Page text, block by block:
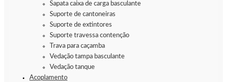
Sapata caixa de carga basculante
Suporte de cantoneiras
Suporte de extintores
Suporte travessa contenção
Trava para caçamba
Vedação tampa basculante
Vedação tanque
Acoplamento